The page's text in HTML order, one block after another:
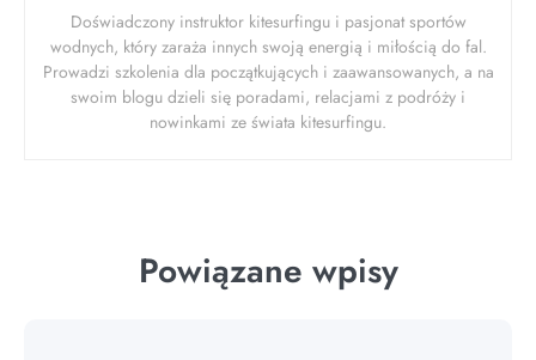
Doświadczony instruktor kitesurfingu i pasjonat sportów
wodnych, który zaraża innych swoją energią i miłością do fal.
Prowadzi szkolenia dla początkujących i zaawansowanych, a na
swoim blogu dzieli się poradami, relacjami z podróży i
nowinkami ze świata kitesurfingu.
Powiązane wpisy